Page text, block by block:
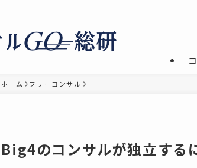
ホーム フリーコンサル
Big4のコンサルが独立する